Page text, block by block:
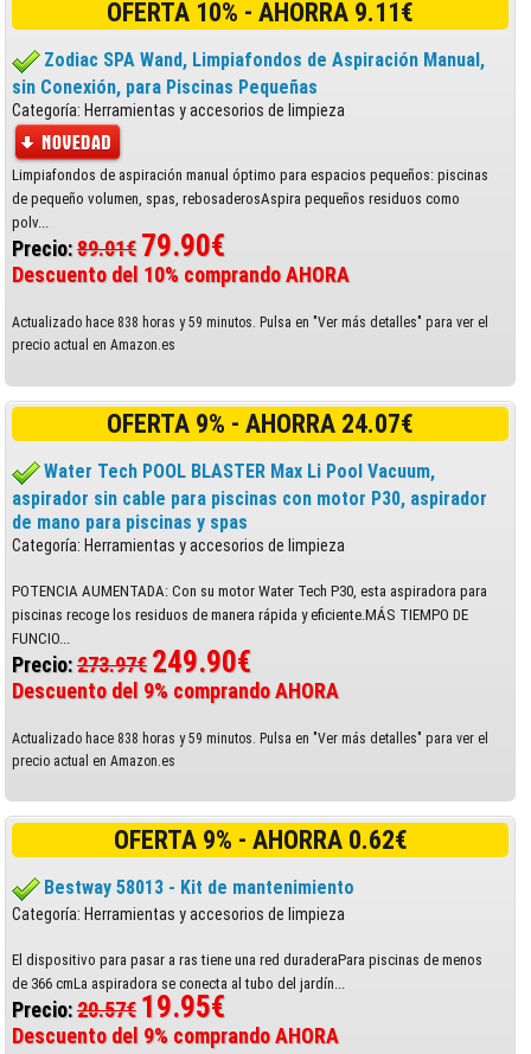
OFERTA 10% - AHORRA 9.11€
Zodiac SPA Wand, Limpiafondos de Aspiración Manual,
sin Conexión, para Piscinas Pequeñas
Categoría: Herramientas y accesorios de limpieza
Limpiafondos de aspiración manual óptimo para espacios pequeños: piscinas
de pequeño volumen, spas, rebosaderosAspira pequeños residuos como
polv...
Precio:89.01€ 79.90€
Descuento del 10% comprando AHORA
Actualizado hace 838 horas y 59 minutos. Pulsa en "Ver más detalles" para ver el
precio actual en Amazon.es
OFERTA 9% - AHORRA 24.07€
Water Tech POOL BLASTER Max Li Pool Vacuum,
aspirador sin cable para piscinas con motor P30, aspirador
de mano para piscinas y spas
Categoría: Herramientas y accesorios de limpieza
POTENCIA AUMENTADA: Con su motor Water Tech P30, esta aspiradora para
piscinas recoge los residuos de manera rápida y eficiente.MÁS TIEMPO DE
FUNCIO...
Precio:273.97€ 249.90€
Descuento del 9% comprando AHORA
Actualizado hace 838 horas y 59 minutos. Pulsa en "Ver más detalles" para ver el
precio actual en Amazon.es
OFERTA 9% - AHORRA 0.62€
Bestway 58013 - Kit de mantenimiento
Categoría: Herramientas y accesorios de limpieza
El dispositivo para pasar a ras tiene una red duraderaPara piscinas de menos
de 366 cmLa aspiradora se conecta al tubo del jardín...
Precio:20.57€ 19.95€
Descuento del 9% comprando AHORA